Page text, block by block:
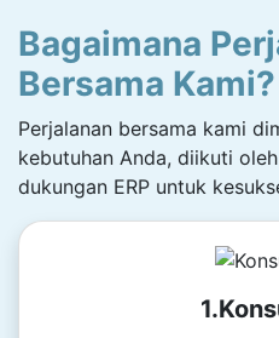
Bagaimana
Bersama Kami?
Perjalanan bersama kami
kebutuhan Anda, diikuti
dukungan ERP untuk